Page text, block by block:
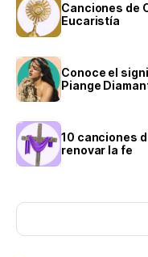
Canciones de
Eucaristía
Conoce el
Piange
10 canciones
renovar la fe